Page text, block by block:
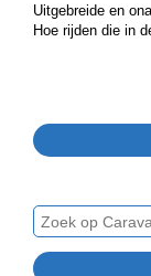
Uitgebreide en
Hoe rijden die in